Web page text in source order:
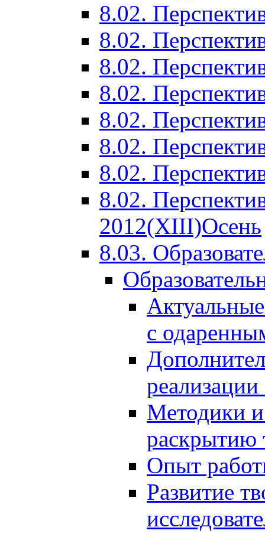
8.02.
8.02.
8.02.
8.02.
8.02.
8.02.
8.02.
8.02.
2012(XIII)Осень
8.03.
с
Методики
раскрытию
Опыт
Развитие